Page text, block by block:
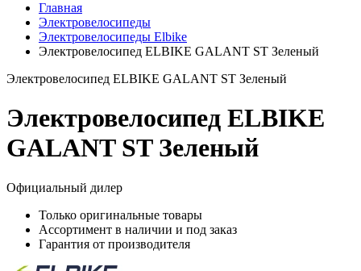
Главная
Электровелосипеды
Электровелосипеды Elbike
Электровелосипед ELBIKE GALANT ST Зеленый
Электровелосипед ELBIKE GALANT ST Зеленый
Электровелосипед ELBIKE
GALANT ST Зеленый
Официальный дилер
Только оригинальные товары
Ассортимент в наличии и под заказ
Гарантия от производителя